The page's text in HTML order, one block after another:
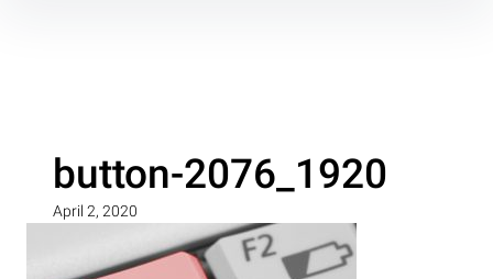
button-2076_1920
April 2, 2020